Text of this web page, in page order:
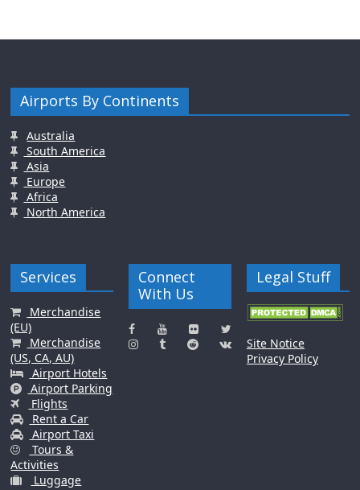
Airports By Continents
Australia
South America
Asia
Europe
Africa
North America
Services
Merchandise
(EU)
Merchandise
(US, CA, AU)
Airport Hotels
Airport Parking
Flights
Rent a Car
Airport Taxi
Tours &
Activities
Luggage
Connect
With Us
Legal Stuff
Site Notice
Privacy Policy